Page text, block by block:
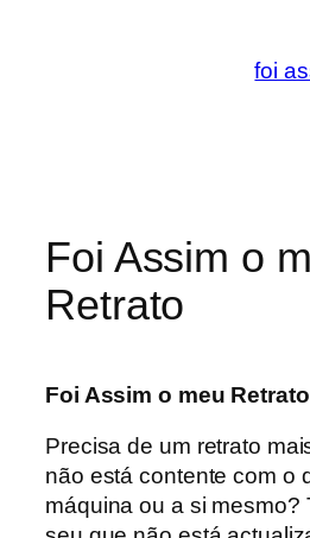
foi
Foi Assim o
Retrato
Foi Assim o meu Retrato
Precisa de um retrato
não está contente com o
máquina ou a si mesmo?